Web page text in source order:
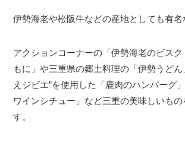
伊勢海老や松阪牛などの産地としても有名
アクションコーナーの「伊勢海老のビスク
もに」や三重県の郷土料理の「伊勢うどん
えジビエ”を使用した「鹿肉のハンバーグ
ワインシチュー」など三重の美味しいもの
す。